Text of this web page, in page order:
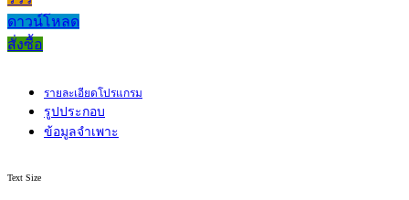
ดาวน์โหลด
สั่งซื้อ
รายละเอียดโปรแกรม
รูปประกอบ
ข้อมูลจำเพาะ
Text Size